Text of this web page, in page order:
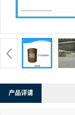
产品详请